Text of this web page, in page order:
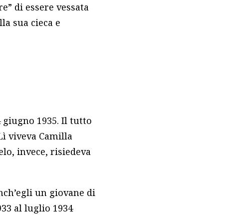
di essere vessata
sua cieca e
giugno 1935. Il tutto
viveva Camilla
invece, risiedeva
un giovane di
al luglio 1934